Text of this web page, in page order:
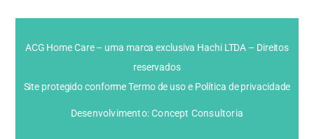
ACG Home Care – uma marca exclusiva Hachi LTDA – Direitos
reservados
Site protegido conforme Termo de uso e Política de privacidade
Desenvolvimento: Concept Consultoria